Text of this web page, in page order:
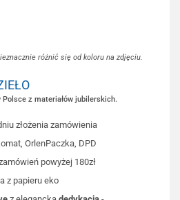
różnić się od koloru na zdjęciu.
z materiałów jubilerskich.
złożenia zamówienia
OrlenPaczka, DPD
powyżej 180zł
z papieru eko